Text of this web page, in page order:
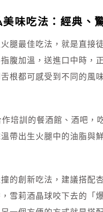
味吃法：經典、
腿最佳吃法，就是直接
腹加溫，送進口中時，
根都可感受到不同的風
培訓的餐酒館、酒吧，
帶出生火腿中的油脂與
的創新吃法，建議搭配
雪莉酒晶球咬下去的「